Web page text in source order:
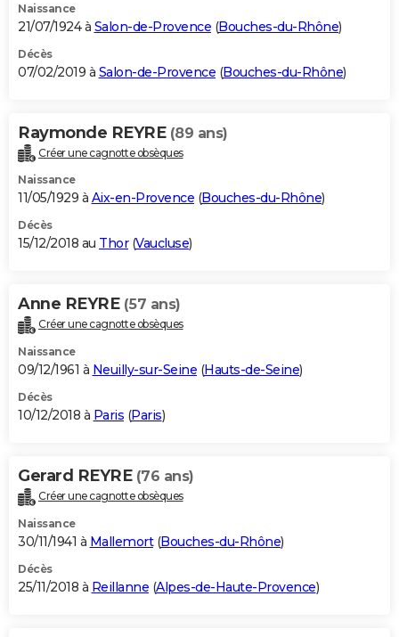
Naissance
21/07/1924 à Salon-de-Provence (Bouches-du-Rhône)
Décès
07/02/2019 à Salon-de-Provence (Bouches-du-Rhône)
Raymonde REYRE (89 ans)
Créer une cagnotte obsèques
Naissance
11/05/1929 à Aix-en-Provence (Bouches-du-Rhône)
Décès
15/12/2018 au Thor(Vaucluse)
Anne REYRE (57 ans)
Créer une cagnotte obsèques
Naissance
09/12/1961 à Neuilly-sur-Seine (Hauts-de-Seine)
Décès
10/12/2018 à Paris (Paris)
Gerard REYRE (76 ans)
Créer une cagnotte obsèques
Naissance
30/11/1941 à Mallemort(Bouches-du-Rhône)
Décès
25/11/2018 à Reillanne (Alpes-de-Haute-Provence)